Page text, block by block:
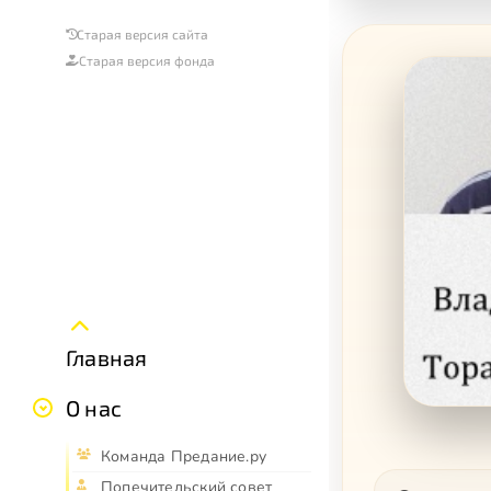
Старая версия сайта
Старая версия фонда
Главная
О нас
Команда Предание.ру
Попечительский совет